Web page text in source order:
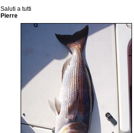
Saluti a tutti
Pierre